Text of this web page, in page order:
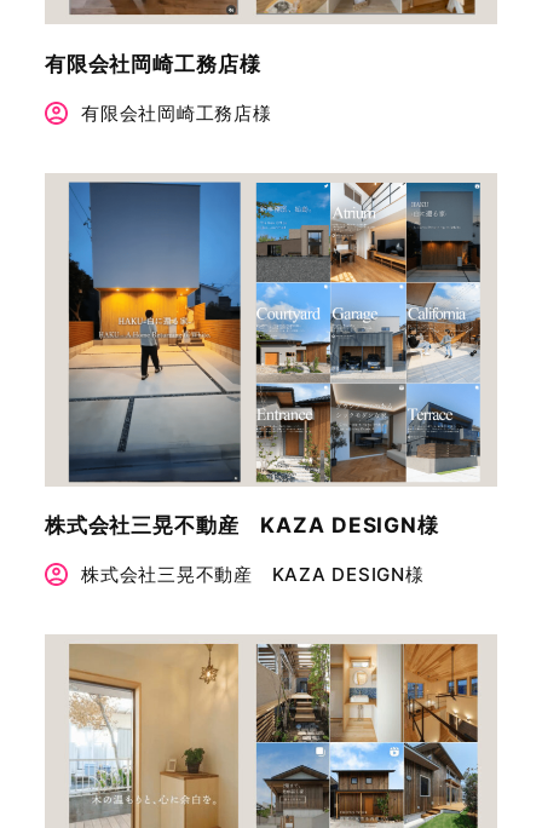
有限会社岡崎工務店様
有限会社岡崎工務店様
株式会社三晃不動産 KAZA DESIGN様
株式会社三晃不動産 KAZA DESIGN様